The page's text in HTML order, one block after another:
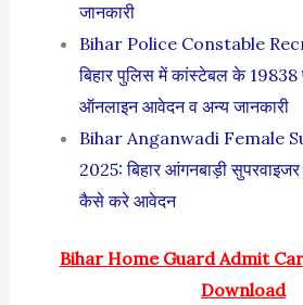
जानकारी
Bihar Police Constable
बिहार पुलिस में कांस्टेबल के 19838
ऑनलाइन आवेदन व अन्य जानकारी
Bihar Anganwadi Female
2025: बिहार आंगनबाड़ी सुपरवाइजर
कैसे करे आवेदन
Bihar Home Guard Admit
Download